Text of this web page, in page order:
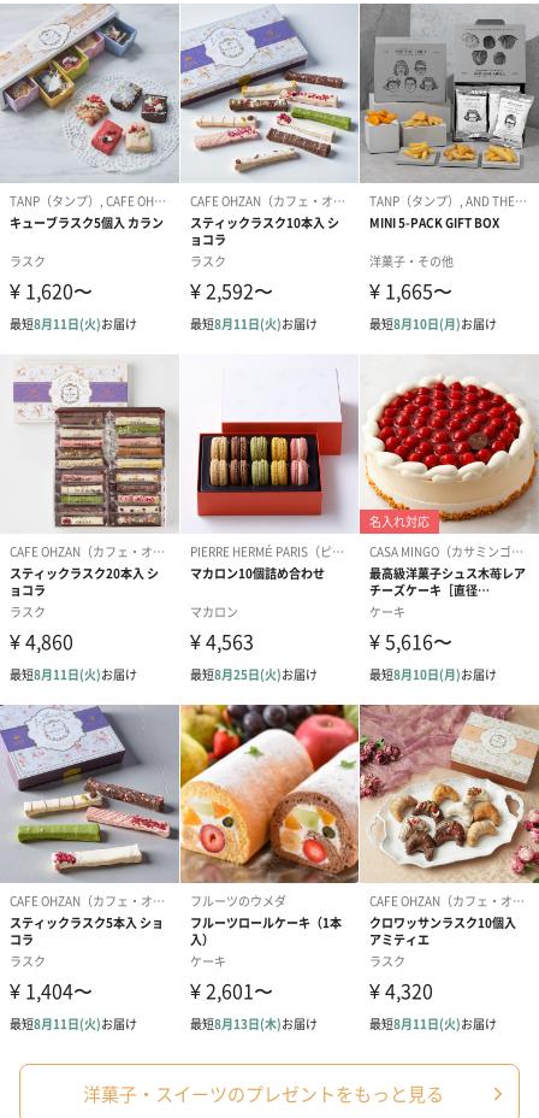
のしカード
商品の形質上、のしを直接添付できない商品にのし風のカードを
同梱します。
※のし下はご記入いただけません。
※カードのデザインは一部変更する場合があります。
結婚祝い（御結婚御
祝）（110円）
出産祝い（御出産御
祝）（110円）
内祝い_蝶結
（110円）
出産祝いちょい足しギフト
出産祝いギフトへの＋αにおすすめです。お母様にもお子様にも嬉
しいギフトオプションをご用意いたしました。
商品と同梱してお届けいたします。
絵本&うさぎ（ピンク）
（2,702円）
ノンカフェインフルー
ツティー（562円）
葉酸入りデカ
ヒー（875円）
生花
※9-15時にご注文いただく場合、最短のお届け可能日が通常より
も1日遅くなります。
洋菓子・スイーツのプレゼントをもっと見る